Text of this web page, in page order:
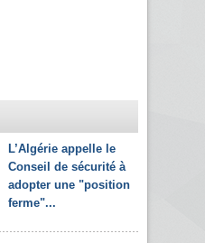
L’Algérie appelle le
Conseil de sécurité à
adopter une "position
ferme"...